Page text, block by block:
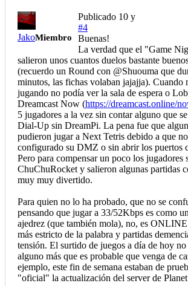
JakoMiembro
Publicado 10 y
#4
Buenas!
La verdad que el "Game
salieron unos cuantos duelos bastante
(recuerdo un Round con @Shuouma que
minutos, las fichas volaban jajajja). Cuando
jugando no podía ver la sala de espera o
Dreamcast Now (https://dreamcast.online/
5 jugadores a la vez sin contar alguno que
Dial-Up sin DreamPi. La pena fue que
pudieron jugar a Next Tetris debido a que
configurado su DMZ o sin abrir los puertos
Pero para compensar un poco los jugadores
ChuChuRocket y salieron algunas partidas
muy muy divertido.
Para quien no lo ha probado, que no se
pensando que jugar a 33/52Kbps es como
ajedrez (que también mola), no, es
más estricto de la palabra y partidas
tensión. El surtido de juegos a día de hoy no
alguno más que es probable que venga de
ejemplo, este fin de semana estaban de
"oficial" la actualización del server de